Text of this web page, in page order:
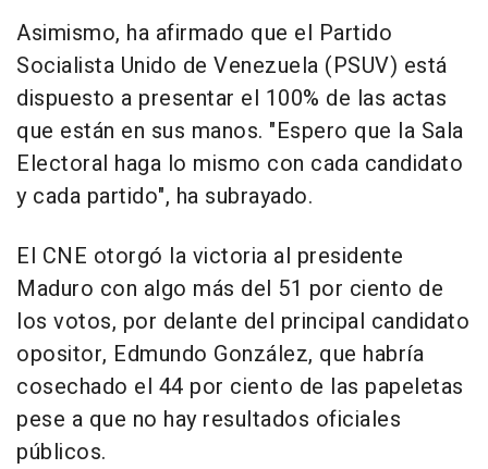
Asimismo, ha afirmado que el Partido
Socialista Unido de Venezuela (PSUV) está
dispuesto a presentar el 100% de las actas
que están en sus manos. "Espero que la Sala
Electoral haga lo mismo con cada candidato
y cada partido", ha subrayado.
El CNE otorgó la victoria al presidente
Maduro con algo más del 51 por ciento de
los votos, por delante del principal candidato
opositor, Edmundo González, que habría
cosechado el 44 por ciento de las papeletas
pese a que no hay resultados oficiales
públicos.